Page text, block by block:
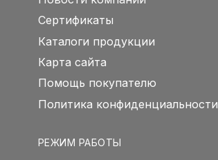
Сертификаты
Каталоги продукции
Карта сайта
Помощь покупателю
Политика конфиденциальности
РЕЖИМ РАБОТЫ